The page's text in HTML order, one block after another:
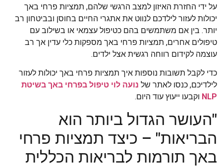
על ידי החזרת האיזון למצב הרגשי שלהם, תמציות פרחי באך
יכולות לעזור לילדכם לנווט את אתגרי החיים בחוסן ובביטחון רב
יותר. בין אם משתמשים בהם כטיפול עצמאי או בשילוב עם
טיפולים אחרים, תמציות פרחי באך מספקות כלי עדין אך רב
עוצמה לקידום רווחה רגשית אצל ילדים.
כדי לקבל תשובות נוספות איך תמציות פרחי באך יכולות לעזור
לילדיכם, כנסו לאתר של נועה לוי טיפול בפרחי באך בשיטת
NLP וקבעו ייעוץ עוד היום.
"העושר הגדול ביותר הוא
הבריאות" – כיצד תמציות פרחי
באך תורמות לבריאות הכללית